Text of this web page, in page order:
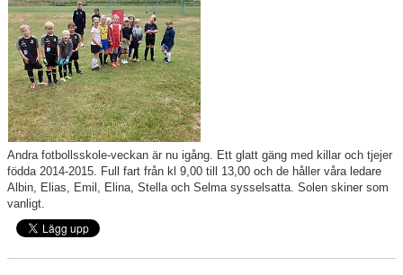
För ledare
SAIK-shopen
Elljusspår
Klubbstugan
Bildgalleri
Stödmedlem
Andra fotbollsskole-veckan är nu igång. Ett glatt gäng med killar och tjejer
födda 2014-2015. Full fart från kl 9,00 till 13,00 och de håller våra ledare
Albin, Elias, Emil, Elina, Stella och Selma sysselsatta. Solen skiner som
vanligt.